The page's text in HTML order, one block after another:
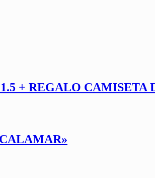
+ REGALO CAMISETA